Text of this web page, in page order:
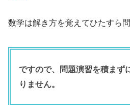
数学は解き方を覚えてひたすら
ですので、問題演習を積まず
りません。